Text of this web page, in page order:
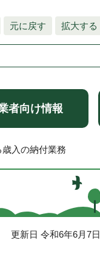
元に戻す 拡大する
者向け情報
入の納付業務
更新日 令和6年6月7日